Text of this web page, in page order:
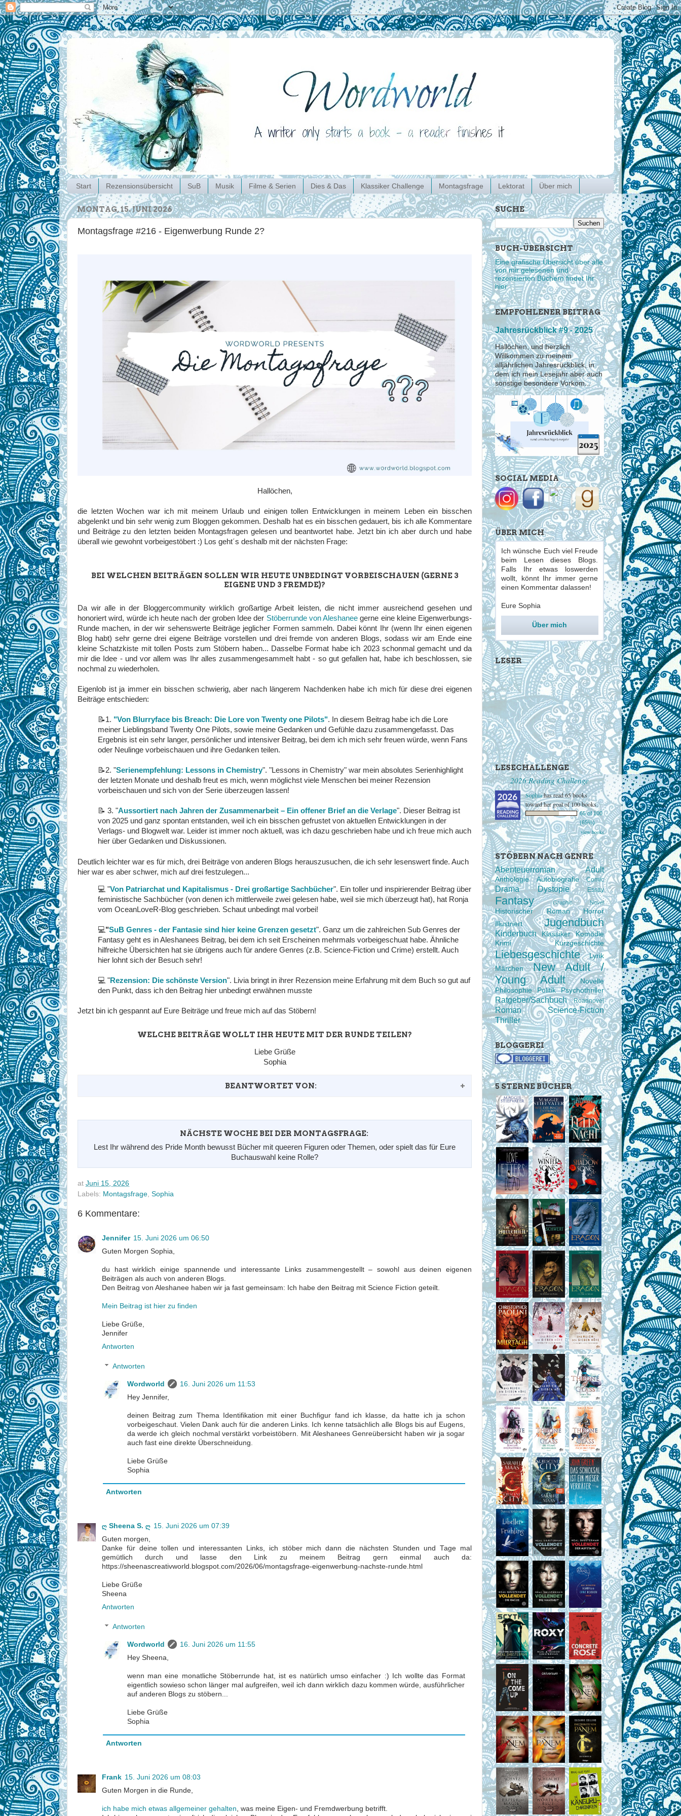
Start Rezensionsübersicht SuB Musik Filme & Serien Dies & Das Klassiker Challenge Montagsfrage Lektorat Über mich
MONTAG, 15. JUNI 2026
Montagsfrage #216 - Eigenwerbung Runde 2?
Hallöchen,
die letzten Wochen war ich mit meinem Urlaub und einigen tollen Entwicklungen in meinem Leben ein bisschen
abgelenkt und bin sehr wenig zum Bloggen gekommen. Deshalb hat es ein bisschen gedauert, bis ich alle Kommentare
und Beiträge zu den letzten beiden Montagsfragen gelesen und beantwortet habe. Jetzt bin ich aber durch und habe
überall wie gewohnt vorbeigestöbert :) Los geht´s deshalb mit der nächsten Frage:
BEI WELCHEN BEITRÄGEN SOLLEN WIR HEUTE UNBEDINGT VORBEISCHAUEN (GERNE 3
EIGENE UND 3 FREMDE)?
Da wir alle in der Bloggercommunity wirklich großartige Arbeit leisten, die nicht immer ausreichend gesehen und
honoriert wird, würde ich heute nach der groben Idee der Stöberrunde von Aleshanee gerne eine kleine Eigenwerbungs-
Runde machen, in der wir sehenswerte Beiträge jeglicher Formen sammeln. Dabei könnt Ihr (wenn Ihr einen eigenen
Blog habt) sehr gerne drei eigene Beiträge vorstellen und drei fremde von anderen Blogs, sodass wir am Ende eine
kleine Schatzkiste mit tollen Posts zum Stöbern haben... Dasselbe Format habe ich 2023 schonmal gemacht und da
mir die Idee - und vor allem was Ihr alles zusammengesammelt habt - so gut gefallen hat, habe ich beschlossen, sie
nochmal zu wiederholen.
Eigenlob ist ja immer ein bisschen schwierig, aber nach längerem Nachdenken habe ich mich für diese drei eigenen
Beiträge entschieden:
📝1. "Von Blurryface bis Breach: Die Lore von Twenty one Pilots". In diesem Beitrag habe ich die Lore
meiner Lieblingsband Twenty One Pilots, sowie meine Gedanken und Gefühle dazu zusammengefasst. Das
Ergebnis ist ein sehr langer, persönlicher und intensiver Beitrag, bei dem ich mich sehr freuen würde, wenn Fans
oder Neulinge vorbeischauen und ihre Gedanken teilen.
📝2. "Serienempfehlung: Lessons in Chemistry". "Lessons in Chemistry" war mein absolutes Serienhighlight
der letzten Monate und deshalb freut es mich, wenn möglichst viele Menschen bei meiner Rezension
vorbeischauen und sich von der Serie überzeugen lassen!
📝 3. "Aussortiert nach Jahren der Zusammenarbeit – Ein offener Brief an die Verlage". Dieser Beitrag ist
von 2025 und ganz spontan entstanden, weil ich ein bisschen gefrustet von aktuellen Entwicklungen in der
Verlags- und Blogwelt war. Leider ist immer noch aktuell, was ich dazu geschrieben habe und ich freue mich auch
hier über Gedanken und Diskussionen.
Deutlich leichter war es für mich, drei Beiträge von anderen Blogs herauszusuchen, die ich sehr lesenswert finde. Auch
hier war es aber schwer, mich auf drei festzulegen...
💻 "Von Patriarchat und Kapitalismus - Drei großartige Sachbücher". Ein toller und inspirierender Beitrag über
feministische Sachbücher (von denen ich mittlerweile zwei gelesen habe, weil sie mich überzeugt hat), hat Ronja
vom OceanLoveR-Blog geschrieben. Schaut unbedingt mal vorbei!
💻"SuB Genres - der Fantasie sind hier keine Grenzen gesetzt". Ganz um die zahlreichen Sub Genres der
Fantasy geht es in Aleshanees Beitrag, bei dem ich seit Erscheinen mehrmals vorbeigeschuat habe. Ähnliche
hilfreiche Übersichten hat sie übrigens auch für andere Genres (z.B. Science-Fiction und Crime) erstellt. Auch
hier lohnt sich der Besuch sehr!
💻 "Rezension: Die schönste Version". Livia bringt in ihrer Rezension meine Erfahrung mit dem Buch so gut auf
den Punkt, dass ich den Beitrag hier unbedingt erwähnen musste
Jetzt bin ich gespannt auf Eure Beiträge und freue mich auf das Stöbern!
WELCHE BEITRÄGE WOLLT IHR HEUTE MIT DER RUNDE TEILEN?
Liebe Grüße
Sophia
BEANTWORTET VON:
Buch-Café
Sheenas Creativ Bookworld
Büchernarr
NÄCHSTE WOCHE BEI DER MONTAGSFRAGE:
Lest Ihr während des Pride Month bewusst Bücher mit queeren Figuren oder Themen, oder spielt das für Eure
Buchauswahl keine Rolle?
at Juni 15, 2026
Labels: Montagsfrage Sophia
6 Kommentare:
Jennifer 15. Juni 2026 um 06:50
Guten Morgen Sophia,
du hast wirklich einige spannende und interessante Links zusammengestellt – sowohl aus deinen eigenen
Beiträgen als auch von anderen Blogs.
Den Beitrag von Aleshanee haben wir ja fast gemeinsam: Ich habe den Beitrag mit Science Fiction geteilt.
Mein Beitrag ist hier zu finden
Liebe Grüße,
Jennifer
Antworten
Antworten
Wordworld
16. Juni 2026 um 11:53
Hey Jennifer,
deinen Beitrag zum Thema Identifikation mit einer Buchfigur fand ich klasse, da hatte ich ja schon
vorbeigeschaut. Vielen Dank auch für die anderen Links. Ich kenne tatsächlich alle Blogs bis auf Eugens,
da werde ich gleich nochmal verstärkt vorbeistöbern. Mit Aleshanees Genreübersicht haben wir ja sogar
auch fast eine direkte Überschneidung.
Liebe Grüße
Sophia
Antworten
ღ Sheena S. ღ 15. Juni 2026 um 07:39
Guten morgen,
Danke für deine tollen und interessanten Links, ich stöber mich dann die nächsten Stunden und Tage mal
gemütlich durch und lasse den Link zu meinem Beitrag gern einmal auch da:
https://sheenascreativworld.blogspot.com/2026/06/montagsfrage-eigenwerbung-nachste-runde.html
Liebe Grüße
Sheena
Antworten
Antworten
Wordworld
16. Juni 2026 um 11:55
Hey Sheena,
wenn man eine monatliche Stöberrunde hat, ist es natürlich umso einfacher :) Ich wollte das Format
eigentlich sowieso schon länger mal aufgreifen, weil ich dann wirklich dazu kommen würde, ausführlicher
auf anderen Blogs zu stöbern...
Liebe Grüße
Sophia
Antworten
Frank 15. Juni 2026 um 08:03
Guten Morgen in die Runde,
ich habe mich etwas allgemeiner gehalten, was meine Eigen- und Fremdwerbung betrifft.
SUCHE
BUCH-ÜBERSICHT
Eine grafische Übersicht über alle
von mir gelesenen und
rezensierten Büchern findet Ihr
hier
EMPFOHLENER BEITRAG
Jahresrückblick #9 - 2025
Hallöchen, und herzlich
Willkommen zu meinem
alljährlichen Jahresrückblick, in
dem ich mein Lesejahr aber auch
sonstige besondere Vorkom...
SOCIAL MEDIA
ÜBER MICH
Ich wünsche Euch viel Freude
beim Lesen dieses Blogs.
Falls Ihr etwas loswerden
wollt, könnt Ihr immer gerne
einen Kommentar dalassen!
Eure Sophia
Über mich
LESER
LESECHALLENGE
2026 Reading Challenge
Sophiahas read 65 books
toward her goal of 100 books.
65 of 100
(65%)
view books
STÖBERN NACH GENRE
Abenteuerroman
Adult
Anthologie Autobiografie Comic
Drama Dystopie Essay
Fantasy Graphic Novel
Historischer Roman
Horror
Illustriert
Jugendbuch
Kinderbuch Klassiker
Komödie
Krimi
Kurzgeschichte
Liebesgeschichte
Lyrik
Märchen
New Adult /
Young Adult
Novelle
Philosophie
Politik Psychothriller
Ratgeber/Sachbuch Roadnovel
Roman
Science-Fiction
Thriller
BLOGGEREI
5 STERNE BÜCHER